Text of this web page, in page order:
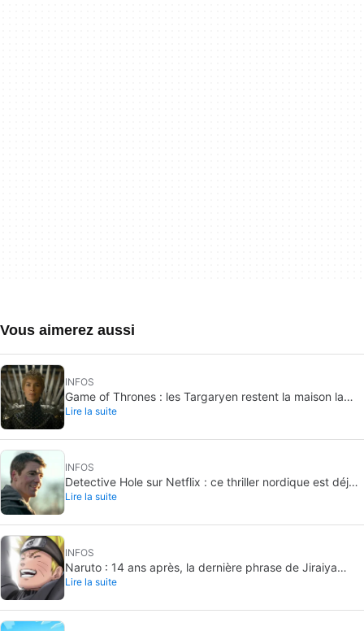
Vous aimerez aussi
INFOS
Game of Thrones : les Targaryen restent la maison la
plus puissante de Westeros
Lire la suite
INFOS
Detective Hole sur Netflix : ce thriller nordique est déjà
numéro 1
Lire la suite
INFOS
Naruto : 14 ans après, la dernière phrase de Jiraiya
reste inoubliable
Lire la suite